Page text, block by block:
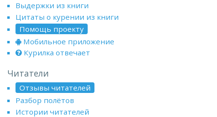
Выдержки из книги
Цитаты о курении из книги
Помощь проекту
Мобильное приложение
Курилка отвечает
Читатели
Отзывы читателей
Разбор полётов
Истории читателей